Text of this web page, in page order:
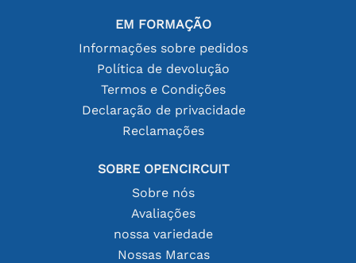
EM FORMAÇÃO
Informações sobre pedidos
Política de devolução
Termos e Condições
Declaração de privacidade
Reclamações
SOBRE OPENCIRCUIT
Sobre nós
Avaliações
nossa variedade
Nossas Marcas